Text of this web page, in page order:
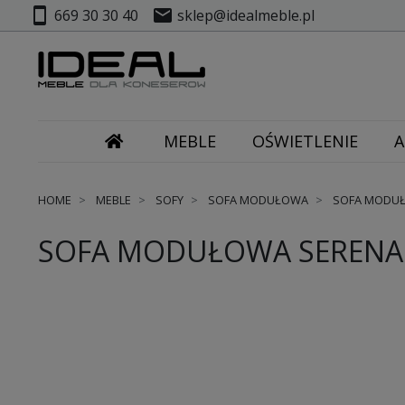
smartphone 669 30 30 40 mail sklep@idealmeble.pl
MEBLE OŚWIETLENIE
HOME MEBLE SOFY SOFA MODUŁOWA SOFA
SOFA MODUŁOWA